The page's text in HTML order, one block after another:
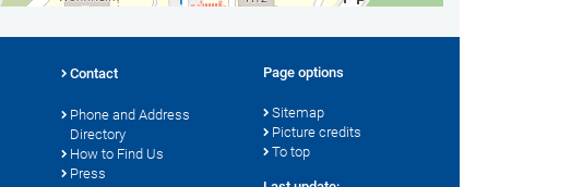
Contact
Phone and Address
Directory
How to Find Us
Press
Page options
Sitemap
Picture credits
To top